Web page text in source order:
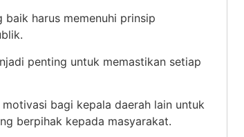
harus memenuhi prinsip
penting untuk memastikan setiap
bagi kepala daerah lain untuk
berpihak kepada masyarakat.